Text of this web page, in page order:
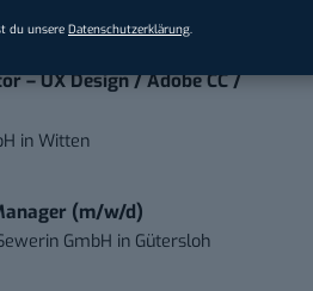
du unsere Datenschutzerklärung.
– UX Design / Adobe CC /
inWitten
(m/w/d)
GmbH in Gütersloh